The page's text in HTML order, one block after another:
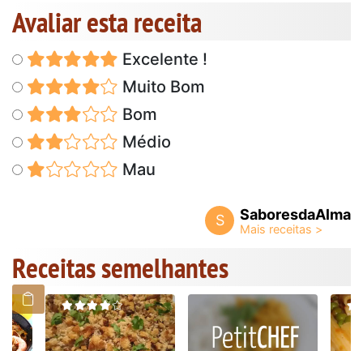
Avaliar esta receita
Excelente !
Muito Bom
Bom
Médio
Mau
S SaboresdaAlma
Receitas semelhantes